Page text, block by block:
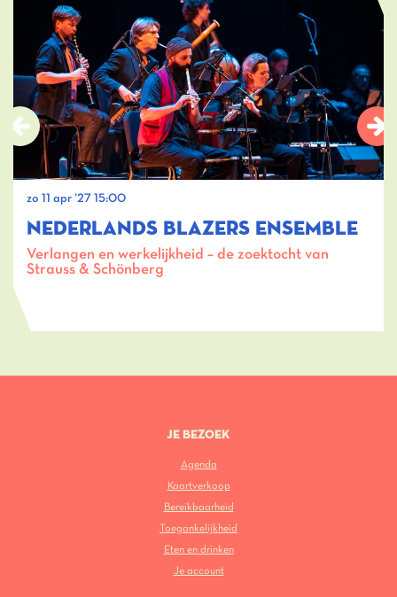
NEDERLANDS BLAZERS ENSEMBLE
Verlangen en werkelijkheid – de zoektocht van
Strauss & Schönberg
zo 11 apr ’27 15:00
JE BEZOEK
Agenda
Kaartverkoop
Bereikbaarheid
Toegankelijkheid
Eten en drinken
Je account